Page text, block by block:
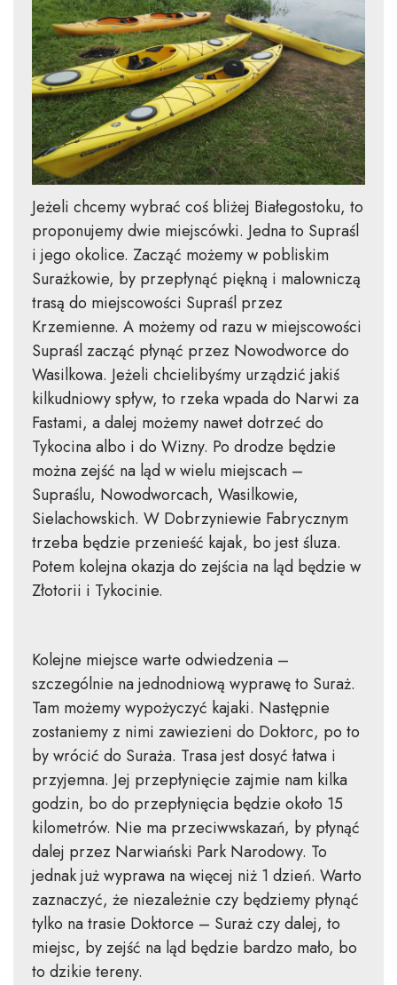
Jeżeli chcemy wybrać coś bliżej Białegostoku, to
proponujemy dwie miejscówki. Jedna to Supraśl
i jego okolice. Zacząć możemy w pobliskim
Surażkowie, by przepłynąć piękną i malowniczą
trasą do miejscowości Supraśl przez
Krzemienne. A możemy od razu w miejscowości
Supraśl zacząć płynąć przez Nowodworce do
Wasilkowa. Jeżeli chcielibyśmy urządzić jakiś
kilkudniowy spływ, to rzeka wpada do Narwi za
Fastami, a dalej możemy nawet dotrzeć do
Tykocina albo i do Wizny. Po drodze będzie
można zejść na ląd w wielu miejscach –
Supraślu, Nowodworcach, Wasilkowie,
Sielachowskich. W Dobrzyniewie Fabrycznym
trzeba będzie przenieść kajak, bo jest śluza.
Potem kolejna okazja do zejścia na ląd będzie w
Złotorii i Tykocinie.
Kolejne miejsce warte odwiedzenia –
szczególnie na jednodniową wyprawę to Suraż.
Tam możemy wypożyczyć kajaki. Następnie
zostaniemy z nimi zawiezieni do Doktorc, po to
by wrócić do Suraża. Trasa jest dosyć łatwa i
przyjemna. Jej przepłynięcie zajmie nam kilka
godzin, bo do przepłynięcia będzie około 15
kilometrów. Nie ma przeciwwskazań, by płynąć
dalej przez Narwiański Park Narodowy. To
jednak już wyprawa na więcej niż 1 dzień. Warto
zaznaczyć, że niezależnie czy będziemy płynąć
tylko na trasie Doktorce – Suraż czy dalej, to
miejsc, by zejść na ląd będzie bardzo mało, bo
to dzikie tereny.